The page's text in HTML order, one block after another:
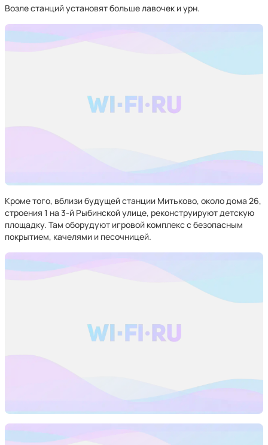
Возле станций установят больше лавочек и урн.
Кроме того, вблизи будущей станции Митьково, около дома 26,
строения 1 на 3-й Рыбинской улице, реконструируют детскую
площадку. Там оборудуют игровой комплекс с безопасным
покрытием, качелями и песочницей.